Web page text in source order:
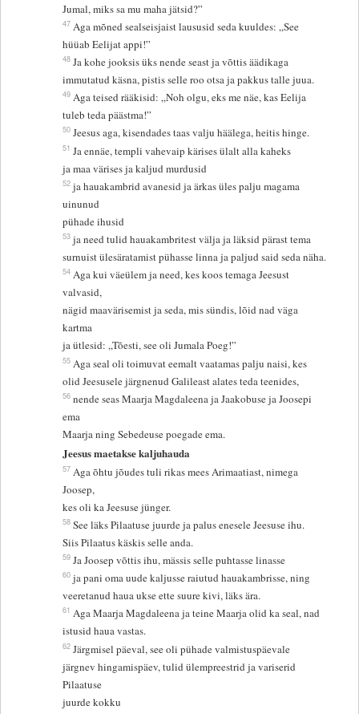
Jumal, miks sa mu maha jätsid?”
47 Aga mõned sealseisjaist laususid seda kuuldes: „See
hüüab Eelijat appi!”
48 Ja kohe jooksis üks nende seast ja võttis äädikaga
immutatud käsna, pistis selle roo otsa ja pakkus talle juua.
49 Aga teised rääkisid: „Noh olgu, eks me näe, kas Eelija
tuleb teda päästma!”
50 Jeesus aga, kisendades taas valju häälega, heitis hinge.
51 Ja ennäe, templi vahevaip kärises ülalt alla kaheks
ja maa värises ja kaljud murdusid
52 ja hauakambrid avanesid ja ärkas üles palju magama
uinunud
pühade ihusid
53 ja need tulid hauakambritest välja ja läksid pärast tema
surnuist ülesäratamist pühasse linna ja paljud said seda näha.
54 Aga kui väeülem ja need, kes koos temaga Jeesust
valvasid,
nägid maavärisemist ja seda, mis sündis, lõid nad väga
kartma
ja ütlesid: „Tõesti, see oli Jumala Poeg!”
55 Aga seal oli toimuvat eemalt vaatamas palju naisi, kes
olid Jeesusele järgnenud Galileast alates teda teenides,
56 nende seas Maarja Magdaleena ja Jaakobuse ja Joosepi
ema
Maarja ning Sebedeuse poegade ema.
Jeesus maetakse kaljuhauda
57 Aga õhtu jõudes tuli rikas mees Arimaatiast, nimega
Joosep,
kes oli ka Jeesuse jünger.
58 See läks Pilaatuse juurde ja palus enesele Jeesuse ihu.
Siis Pilaatus käskis selle anda.
59 Ja Joosep võttis ihu, mässis selle puhtasse linasse
60 ja pani oma uude kaljusse raiutud hauakambrisse, ning
veeretanud haua ukse ette suure kivi, läks ära.
61 Aga Maarja Magdaleena ja teine Maarja olid ka seal, nad
istusid haua vastas.
62 Järgmisel päeval, see oli pühade valmistuspäevale
järgnev hingamispäev, tulid ülempreestrid ja variserid
Pilaatuse
juurde kokku